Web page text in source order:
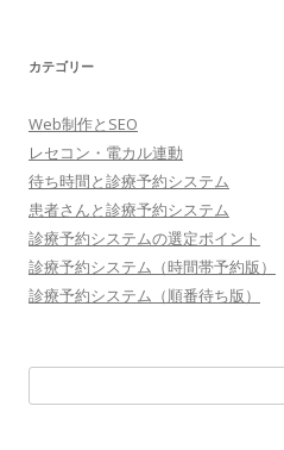
カテゴリー
Web制作とSEO
レセコン・電カル連動
待ち時間と診療予約システム
患者さんと診療予約システム
診療予約システムの選定ポイント
診療予約システム（時間帯予約版）
診療予約システム（順番待ち版）
索: